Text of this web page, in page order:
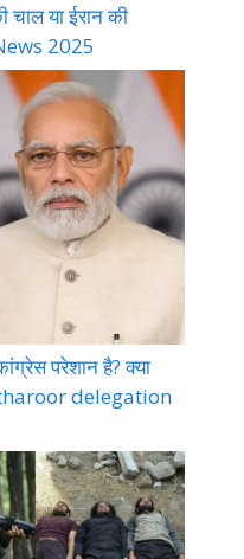
चाल या ईरान की
2025
परेशान है? क्या
delegation